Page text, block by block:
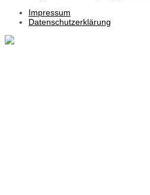
Impressum
Datenschutzerklärung